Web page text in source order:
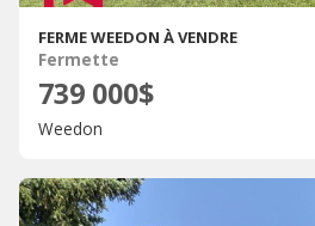
FERME WEEDON À VENDRE
Fermette
739 000$
Weedon